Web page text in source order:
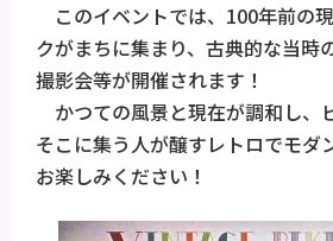
このイベントでは、100年前の
クがまちに集まり、古典的な当時
撮影会等が開催されます！
かつての風景と現在が調和し、
そこに集う人が醸すレトロでモダ
お楽しみください！